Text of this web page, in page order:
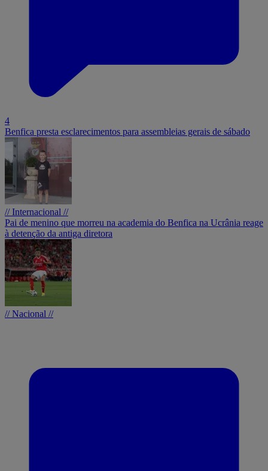
4
Benfica presta esclarecimentos para assembleias gerais de sábado
// Internacional //
Pai de menino que morreu na academia do Benfica na Ucrânia reage
à detenção da antiga diretora
// Nacional //